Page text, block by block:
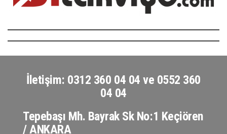
İletişim: 0312 360 04 04 ve 0552 360
04 04
Tepebaşı Mh. Bayrak Sk No:1 Keçiören
/ ANKARA